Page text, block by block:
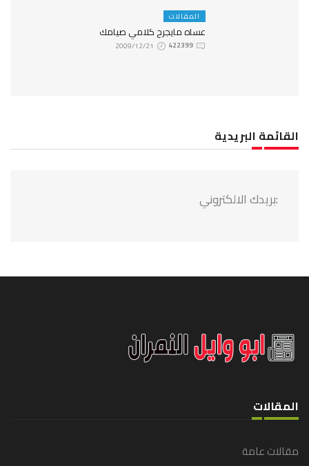
المقالات
عساه مايجرح كلامي صيامك
القائمة البريدية
:بريدك الالكتروني
المقالات
مقالات عامة